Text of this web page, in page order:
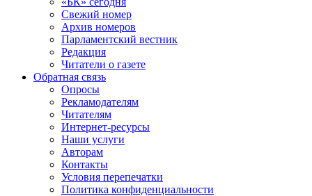
Свежий номер
Архив номеров
Парламентский вестник
Редакция
Читатели о газете
Обратная связь
Опросы
Рекламодателям
Читателям
Интернет-ресурсы
Наши услуги
Авторам
Контакты
Условия перепечатки
Политика конфиденциальности